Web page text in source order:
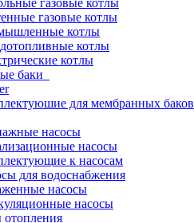
газовые котлы
газовые котлы
котлы
котлы
котлы
баки
для мембранных баков
насосы
насосы
к насосам
для водоснабжения
насосы
насосы
отопления